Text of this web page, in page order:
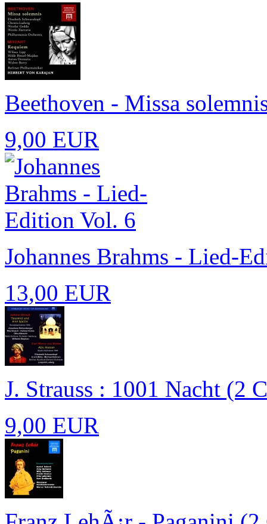
Beethoven - Missa
9,00 EUR
Johannes Brahms - Lied-
13,00 EUR
J. Strauss : 1001 Nacht (2
9,00 EUR